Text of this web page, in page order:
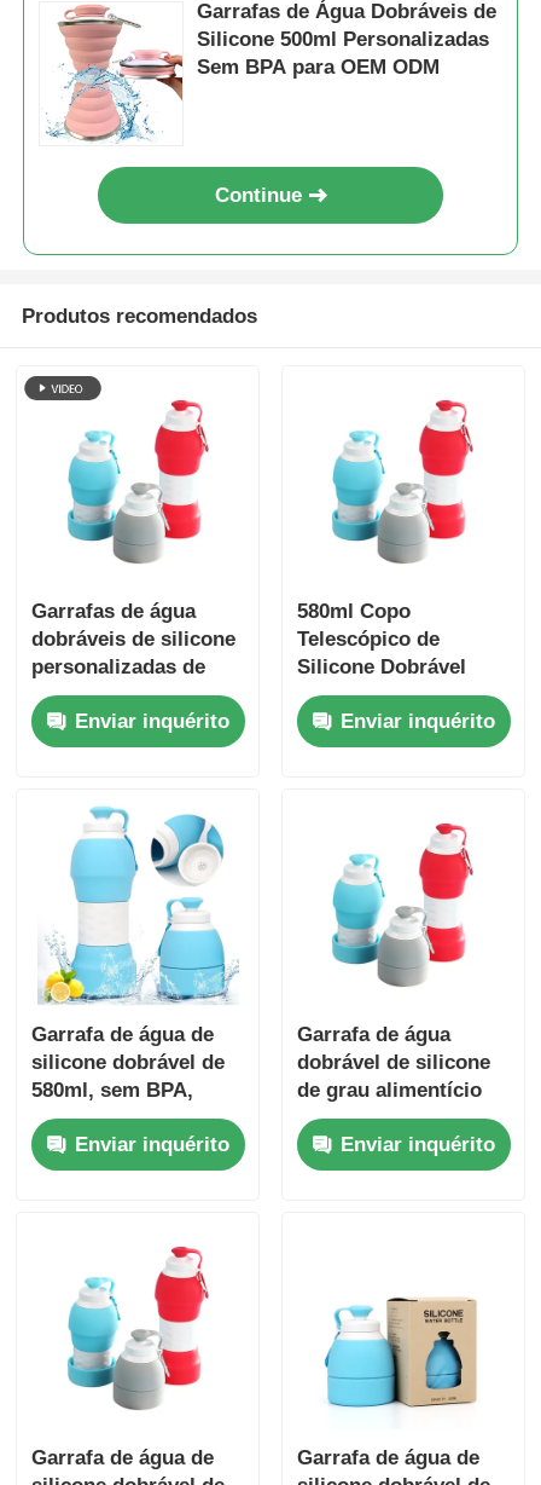
Garrafas de Água Dobráveis de
Silicone 500ml Personalizadas
Sem BPA para OEM ODM
Continue
Produtos recomendados
Garrafas de água
dobráveis de silicone
personalizadas de
580 ml, fáceis de
limparEnviar inquérito
580ml Copo
Telescópico de
Silicone Dobrável
para Viagem Garrafas
de Água Dobráveis de
Silicone para
Enviar inquérito
Garrafa de água de
silicone dobrável de
580ml, sem BPA,
dobrável 78x220mm
TSA Enviar inquérito
Garrafa de água
dobrável de silicone
de grau alimentício
de 580ml com
logotipo
personalizado
Enviar inquérito
Garrafa de água de
Garrafa de água de